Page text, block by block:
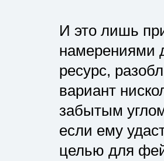
И это лишь
намерениями
ресурс,
вариант
забытым
если ему
целью для